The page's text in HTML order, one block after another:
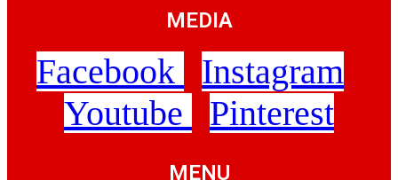
MEDIA
Facebook
Instagram
Youtube
Pinterest
MENU